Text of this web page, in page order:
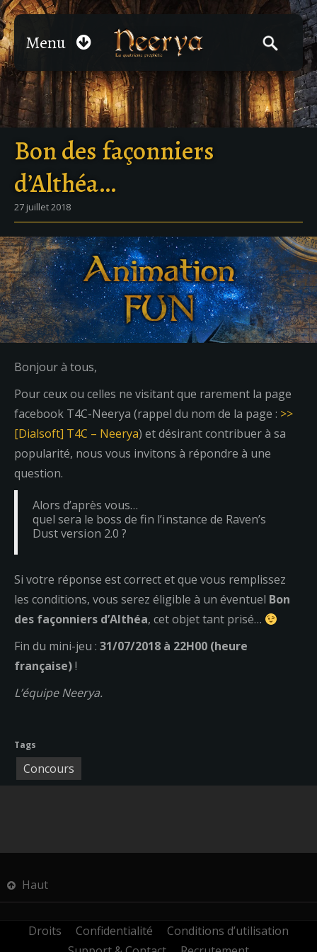
Menu
Bon des façonniers
d’Althéa…
27 juillet 2018
Bonjour à tous,
Pour ceux ou celles ne visitant que rarement la page
facebook T4C-Neerya (rappel du nom de la page : >>
[Dialsoft] T4C – Neerya) et désirant contribuer à sa
popularité, nous vous invitons à répondre à une
question.
Alors d’après vous…
quel sera le boss de fin l’instance de Raven’s
Dust version 2.0 ?
Si votre réponse est correct et que vous remplissez
les conditions, vous serez éligible à un éventuel Bon
des façonniers d’Althéa, cet objet tant prisé…
Fin du mini-jeu : 31/07/2018 à 22H00 (heure
française)!
L’équipe Neerya.
Tags
Concours
Haut
Droits Confidentialité
Conditions d’utilisation